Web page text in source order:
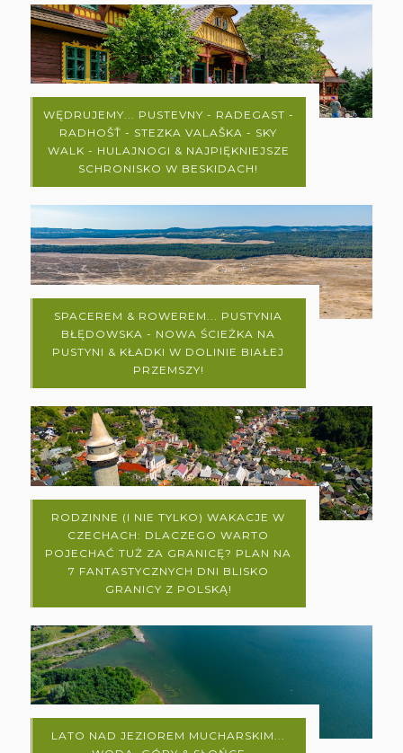
WĘDRUJEMY... PUSTEVNY - RADEGAST -
RADHOŠŤ - STEZKA VALAŠKA - SKY
WALK - HULAJNOGI & NAJPIĘKNIEJSZE
SCHRONISKO W BESKIDACH!
SPACEREM & ROWEREM... PUSTYNIA
BŁĘDOWSKA - NOWA ŚCIEŻKA NA
PUSTYNI & KŁADKI W DOLINIE BIAŁEJ
PRZEMSZY!
RODZINNE (I NIE TYLKO) WAKACJE W
CZECHACH: DLACZEGO WARTO
POJECHAĆ TUŻ ZA GRANICĘ? PLAN NA
7 FANTASTYCZNYCH DNI BLISKO
GRANICY Z POLSKĄ!
LATO NAD JEZIOREM MUCHARSKIM...